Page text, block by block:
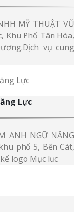
MỸ THUẬT VŨ
Khu Phố Tân Hòa,
vụ cung
Lực
ANH NGỮ NĂNG
phố 5, Bến Cát,
logo Mục lục